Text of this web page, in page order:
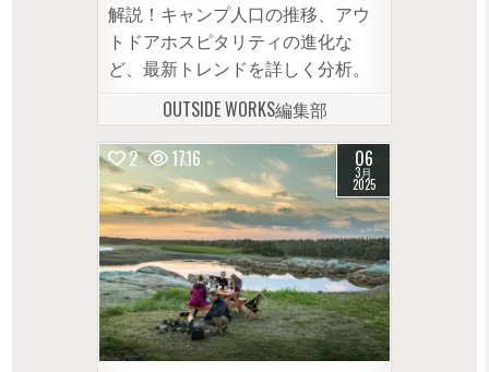
解説！キャンプ人口の推移、アウ
トドアホスピタリティの進化な
ど、最新トレンドを詳しく分析。
OUTSIDE WORKS編集部
2
1716 06
3月
2025